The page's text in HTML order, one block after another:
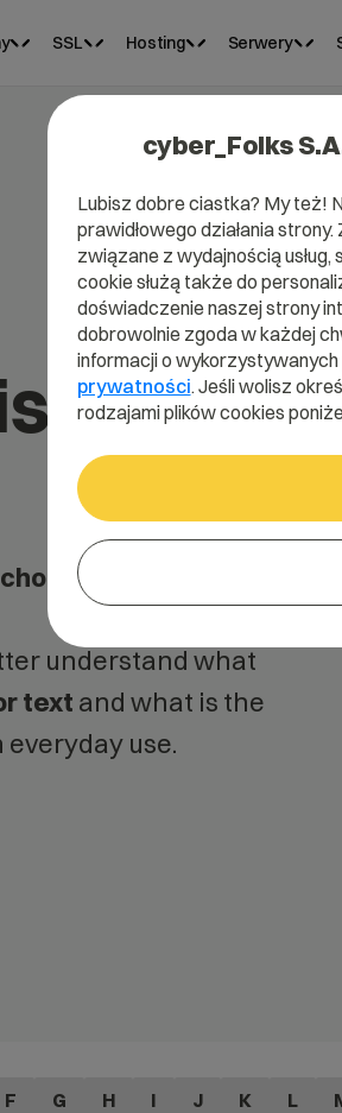
SSL Hosting Serwery
Anchor
text
understand what
text and what is the
use.
F G H I J K L
cyber_Folks
Lubisz dobre ciastka? My też!
prawidłowego działania
związane z wydajnością usług,
cookie służą także do
doświadczenie naszej strony
dobrowolnie zgoda w każdej
informacji o
prywatności. Jeśli wolisz
rodzajami plików cookies